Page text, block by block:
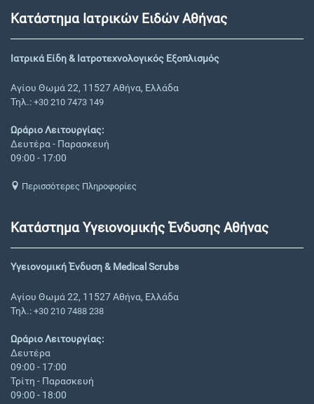
Κατάστημα Ιατρικών Ειδών Αθήνας
Ιατρικά Είδη & Ιατροτεχνολογικός Εξοπλισμός
Αγίου Θωμά 22, 11527 Αθήνα, Ελλάδα
Τηλ.: +30 210 7473 149
Ωράριο Λειτουργίας:
Δευτέρα - Παρασκευή
09:00 - 17:00
Περισσότερες Πληροφορίες
Κατάστημα Υγειονομικής Ένδυσης Αθήνας
Υγειονομική Ένδυση & Medical Scrubs
Αγίου Θωμά 22, 11527 Αθήνα, Ελλάδα
Τηλ.: +30 210 7488 238
Ωράριο Λειτουργίας:
Δευτέρα
09:00 - 17:00
Τρίτη - Παρασκευή
09:00 - 18:00